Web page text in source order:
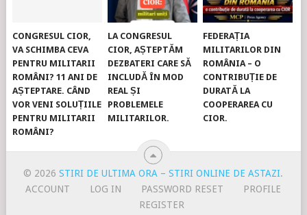
CONGRESUL CIOR,
VA SCHIMBA CEVA
PENTRU MILITARII
ROMÂNI? 11 ANI DE
AȘTEPTARE. CÂND
VOR VENI SOLUȚIILE
PENTRU MILITARII
ROMÂNI?
LA CONGRESUL
CIOR, AȘTEPTĂM
DEZBATERI CARE SĂ
INCLUDĂ ÎN MOD
REAL ȘI
PROBLEMELE
MILITARILOR.
FEDERAȚIA
MILITARILOR DIN
ROMÂNIA – O
CONTRIBUȚIE DE
DURATĂ LA
COOPERAREA CU
CIOR.
© 2026STIRI DE ULTIMA ORA – STIRI ONLINE DE ASTAZI.
ACCOUNT
LOG IN PASSWORD RESET
PROFILE
REGISTER